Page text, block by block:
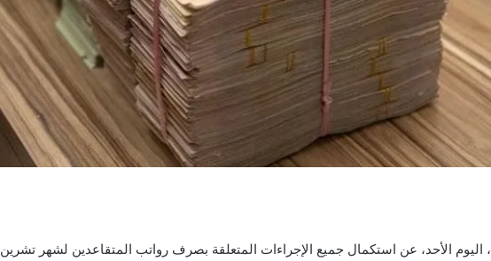
، اليوم الأحد، عن استكمال جميع الإجراءات المتعلقة بصرف رواتب المتقاعدين لشهر تشرين